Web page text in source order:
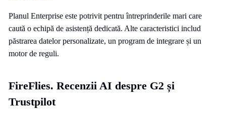
Planul Enterprise este potrivit pentru întreprinderile mari care
caută o echipă de asistență dedicată. Alte caracteristici includ
păstrarea datelor personalizate, un program de integrare și un
motor de reguli.
FireFlies. Recenzii AI despre G2 și
Trustpilot